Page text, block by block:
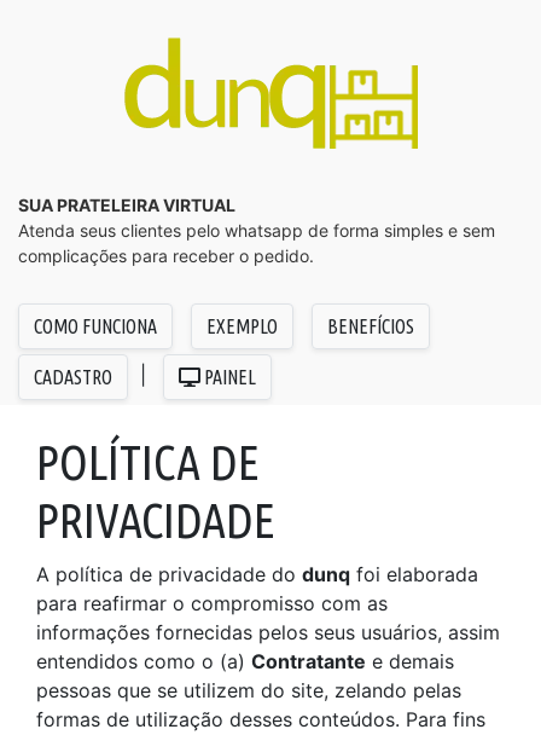
SUA PRATELEIRA VIRTUAL
Atenda seus clientes pelo whatsapp de forma simples e sem
complicações para receber o pedido.
COMO FUNCIONA EXEMPLO BENEFÍCIOS
CADASTRO PAINEL
POLÍTICA DE
PRIVACIDADE
A política de privacidade do dunq foi elaborada
para reafirmar o compromisso com as
informações fornecidas pelos seus usuários, assim
entendidos como o (a) Contratante e demais
pessoas que se utilizem do site, zelando pelas
formas de utilização desses conteúdos. Para fins